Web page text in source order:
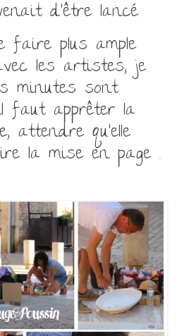
d’être lancé.
faire plus ample
les artistes, je
minutes sont
faut apprêter la
attendre qu’elle
la mise en page .